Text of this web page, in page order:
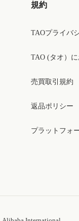
規約
TAOプライバ
TAO (タオ）
売買取引規約
返品ポリシー
プラットフォ